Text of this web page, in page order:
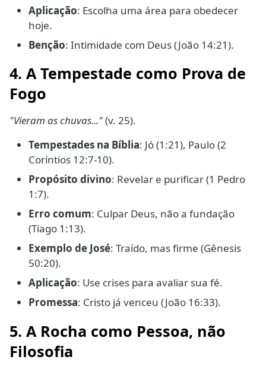
Aplicação: Escolha uma área para obedecer
hoje.
Benção: Intimidade com Deus (João 14:21).
4. A Tempestade como Prova de
Fogo
"Vieram as chuvas..."(v. 25).
Tempestades na Bíblia: Jó (1:21), Paulo (2
Coríntios 12:7-10).
Propósito divino: Revelar e purificar (1 Pedro
1:7).
Erro comum: Culpar Deus, não a fundação
(Tiago 1:13).
Exemplo de José: Traído, mas firme (Gênesis
50:20).
Aplicação: Use crises para avaliar sua fé.
Promessa: Cristo já venceu (João 16:33).
5. A Rocha como Pessoa, não
Filosofia